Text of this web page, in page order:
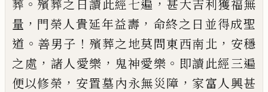
葬 。 殯葬之日讀此經七遍 ， 甚大吉利獲福無
量 ， 門榮人貴延年益壽 ， 命終之日並得成聖
道 。 善男子 ！ 殯葬之地莫問東西南北 ， 安穩
之處 ， 諸人愛樂 ， 鬼神愛樂 。 即讀此經三遍
便以修榮 ， 安置墓內永無災障 ， 家富人興甚